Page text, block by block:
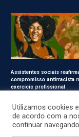
Assistentes sociais
compromisso antirracista
exercício profissional
© CRESS-SE
Utilizamos cookies
de acordo com a
continuar